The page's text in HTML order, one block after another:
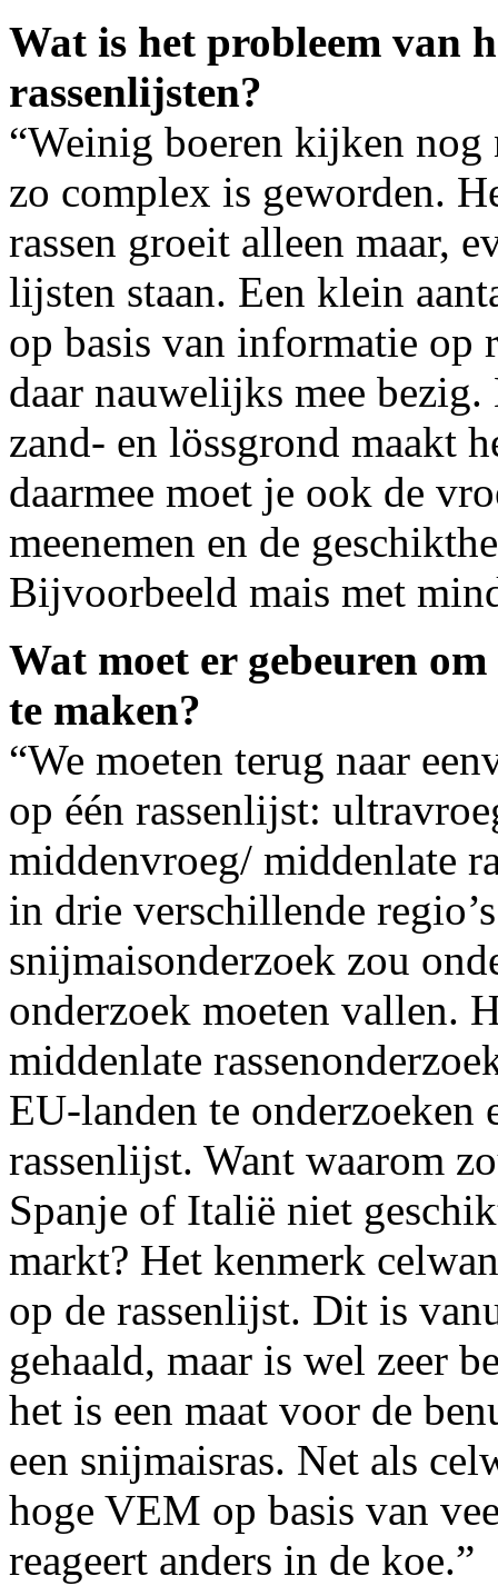
Wat is het probleem van
rassenlijsten?
“Weinig boeren kijken nog
zo complex is geworden.
rassen groeit alleen maar,
lijsten staan. Een klein
op basis van informatie op
daar nauwelijks mee
zand- en lössgrond maakt
daarmee moet je ook de
meenemen en de
Bijvoorbeeld mais met
Wat moet er gebeuren
te maken?
“We moeten terug naar
op één rassenlijst:
middenvroeg/ middenlate
in drie verschillende
snijmaisonderzoek zou
onderzoek moeten vallen.
middenlate
EU-landen te onderzoeken
rassenlijst. Want waarom
Spanje of Italië niet
markt? Het kenmerk
op de rassenlijst. Dit is
gehaald, maar is wel zeer
het is een maat voor de
een snijmaisras. Net als
hoge VEM op basis van
reageert anders in de koe.”